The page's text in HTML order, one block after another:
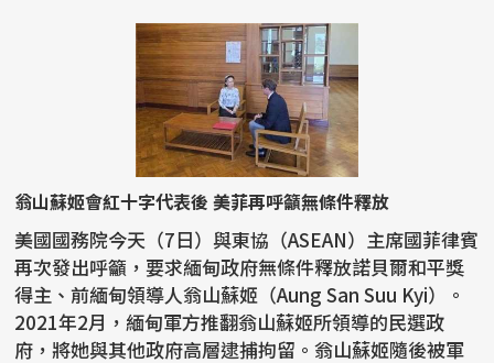
翁山蘇姬會紅十字代表後 美菲再呼籲無條件釋放
美國國務院今天（7日）與東協（ASEAN）主席國菲律賓
再次發出呼籲，要求緬甸政府無條件釋放諾貝爾和平獎
得主、前緬甸領導人翁山蘇姬（Aung San Suu Kyi）。
2021年2月，緬甸軍方推翻翁山蘇姬所領導的民選政
府，將她與其他政府高層逮捕拘留。翁山蘇姬隨後被軍